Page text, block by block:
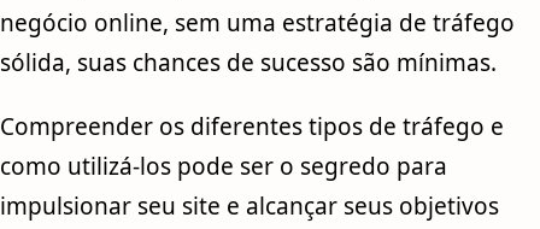
negócio online, sem uma estratégia de tráfego
sólida, suas chances de sucesso são mínimas.
Compreender os diferentes tipos de tráfego e
como utilizá-los pode ser o segredo para
impulsionar seu site e alcançar seus objetivos